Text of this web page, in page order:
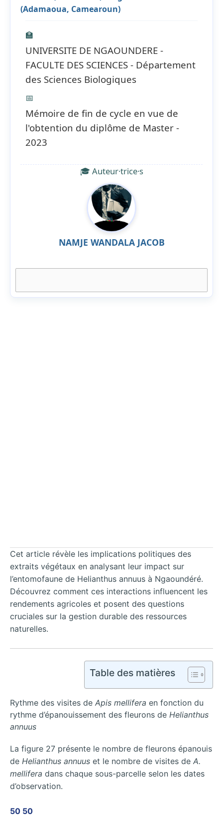
(Adamaoua, Camearoun)
🏫
UNIVERSITE DE NGAOUNDERE -
FACULTE DES SCIENCES - Département
des Sciences Biologiques
📅
Mémoire de fin de cycle en vue de
l'obtention du diplôme de Master -
2023
🎓 Auteur·trice·s
NAMJE WANDALA JACOB
Cet article révèle les implications politiques des
extraits végétaux en analysant leur impact sur
l’entomofaune de Helianthus annuus à Ngaoundéré.
Découvrez comment ces interactions influencent les
rendements agricoles et posent des questions
cruciales sur la gestion durable des ressources
naturelles.
Table des matières
Rythme des visites de Apis mellifera en fonction du
rythme d’épanouissement des fleurons de Helianthus
annuus
La figure 27 présente le nombre de fleurons épanouis
de Helianthus annuus et le nombre de visites de A.
mellifera dans chaque sous-parcelle selon les dates
d’observation.
50 50